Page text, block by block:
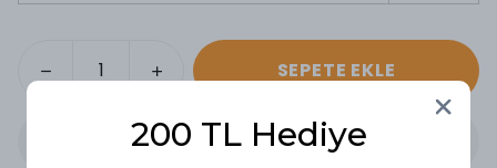
SEPETE EKLE
200 TL Hediye